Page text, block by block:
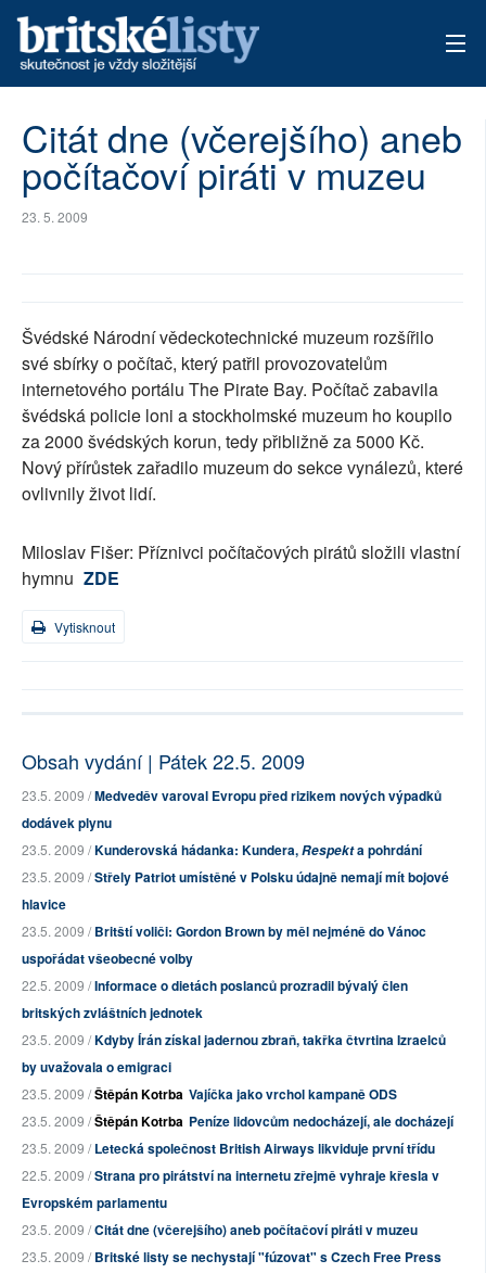
ARCHIV
TÉMATA
Citát dne (včerejšího) aneb
počítačoví piráti v muzeu
23. 5. 2009
Švédské Národní vědeckotechnické muzeum rozšířilo
své sbírky o počítač, který patřil provozovatelům
internetového portálu The Pirate Bay. Počítač zabavila
švédská policie loni a stockholmské muzeum ho koupilo
za 2000 švédských korun, tedy přibližně za 5000 Kč.
Nový přírůstek zařadilo muzeum do sekce vynálezů, které
ovlivnily život lidí.
Miloslav Fišer: Příznivci počítačových pirátů složili vlastní
hymnu ZDE
Vytisknout
Obsah vydání | Pátek 22.5. 2009
23.5. 2009 /Medveděv varoval Evropu před rizikem nových výpadků
dodávek plynu
23.5. 2009 /Kunderovská hádanka: Kundera,Respekta pohrdání
23.5. 2009 /Střely Patriot umístěné v Polsku údajně nemají mít bojové
hlavice
23.5. 2009 /Britští voliči: Gordon Brown by měl nejméně do Vánoc
uspořádat všeobecné volby
22.5. 2009 /Informace o dietách poslanců prozradil bývalý člen
britských zvláštních jednotek
23.5. 2009 /Kdyby Írán získal jadernou zbraň, takřka čtvrtina Izraelců
by uvažovala o emigraci
23.5. 2009 /Štěpán Kotrba Vajíčka jako vrchol kampaně ODS
23.5. 2009 /Štěpán Kotrba Peníze lidovcům nedocházejí, ale docházejí
23.5. 2009 /Letecká společnost British Airways likviduje první třídu
22.5. 2009 /Strana pro pirátství na internetu zřejmě vyhraje křesla v
Evropském parlamentu
23.5. 2009 /Citát dne (včerejšího) aneb počítačoví piráti v muzeu
23.5. 2009 /Britské listy se nechystají "fúzovat" s Czech Free Press